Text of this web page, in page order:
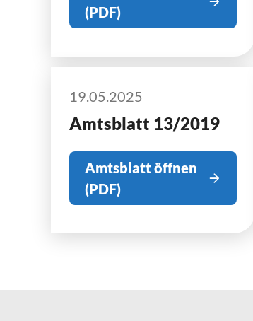
(PDF)
19.05.2025
Amtsblatt 13/2019
Amtsblatt öffnen
(PDF)